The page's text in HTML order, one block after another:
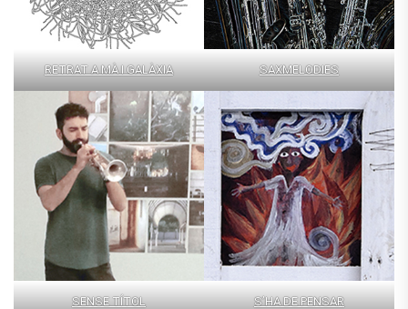
RETRAT A MÀ I GALÀXIA SAXMELODIES
SENSE TÍTOL S’HA DE PENSAR